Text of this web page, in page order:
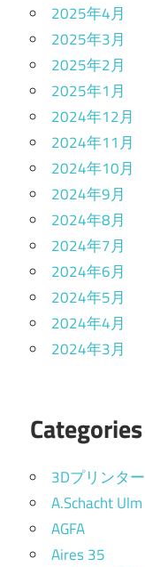
2025年4月
2025年3月
2025年2月
2025年1月
2024年12月
2024年11月
2024年10月
2024年9月
2024年8月
2024年7月
2024年6月
2024年5月
2024年4月
2024年3月
Categories
3Dプリンター
A.Schacht Ulm
AGFA
Aires 35